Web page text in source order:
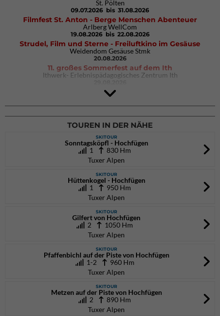
St. Pölten
09.07.2026 bis 31.08.2026
Filmfest St. Anton - Berge Menschen Abenteuer
Arlberg WellCom
19.08.2026 bis 22.08.2026
Strudel, Film und Sterne - Freiluftkino im Gesäuse
Weidendom Gesäuse Stmk
20.08.2026
11. großes Sommerfest auf dem Ith
Ithwerk- Erlebnispädagogisches Zentrum Ith
Rock Master Arco
Arco (IT)
02.10.2026bis 04.10.2026
TOUREN IN DER NÄHE
SKITOUR
Sonntagsköpfl - Hochfügen
1
830 Hm
Tuxer Alpen
SKITOUR
Hüttenkogel - Hochfügen
1
950 Hm
Tuxer Alpen
SKITOUR
Gilfert von Hochfügen
2
1050 Hm
Tuxer Alpen
SKITOUR
Pfaffenbichl auf der Piste von Hochfügen
1-2 960 Hm
Tuxer Alpen
SKITOUR
Metzen auf der Piste von Hochfügen
2
890 Hm
Tuxer Alpen